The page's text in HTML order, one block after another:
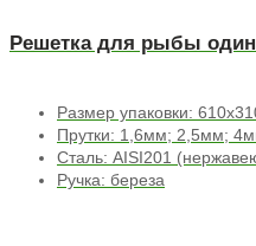
Решетка для рыбы
Размер упаковки:
Прутки: 1,6мм; 2,5мм;
Сталь: AISI201
Ручка: береза